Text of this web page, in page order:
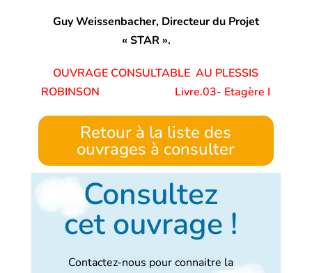
Guy Weissenbacher, Directeur du Projet
« STAR ».
OUVRAGE CONSULTABLE AU PLESSIS
ROBINSON Livre.03- Etagère I
Retour à la liste des
ouvrages à consulter
Consultez
cet ouvrage !
Contactez-nous pour connaitre la